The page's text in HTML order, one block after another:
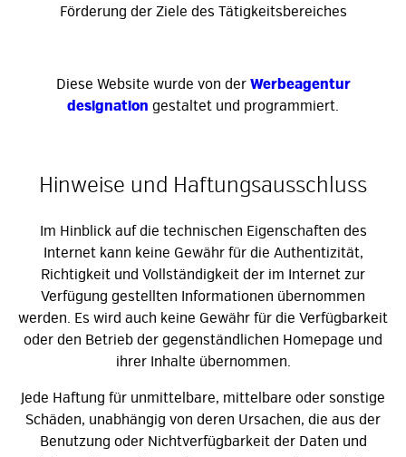
Förderung der Ziele des Tätigkeitsbereiches
Diese Website wurde von der Werbeagentur
designation gestaltet und programmiert.
Hinweise und Haftungsausschluss
Im Hinblick auf die technischen Eigenschaften des
Internet kann keine Gewähr für die Authentizität,
Richtigkeit und Vollständigkeit der im Internet zur
Verfügung gestellten Informationen übernommen
werden. Es wird auch keine Gewähr für die Verfügbarkeit
oder den Betrieb der gegenständlichen Homepage und
ihrer Inhalte übernommen.
Jede Haftung für unmittelbare, mittelbare oder sonstige
Schäden, unabhängig von deren Ursachen, die aus der
Benutzung oder Nichtverfügbarkeit der Daten und